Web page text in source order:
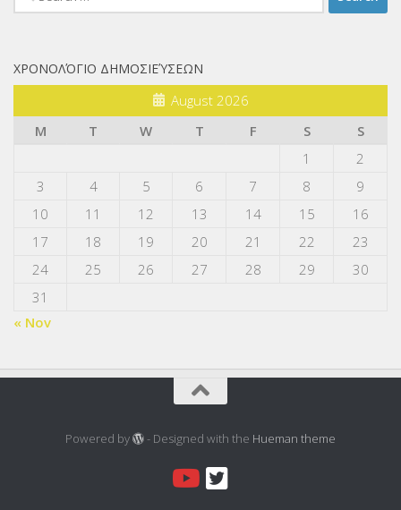
for:
ΧΡΟΝΟΛΌΓΙΟ ΔΗΜΟΣΙΕΎΣΕΩΝ
August 2026
M
T W T F S
S
1
2
3
4 5 6 7 8
9
10
11 12 13 14 15
16
17
18 19 20 21 22
23
24
25 26 27 28 29
30
31
« Nov
Powered by - Designed with the Hueman theme